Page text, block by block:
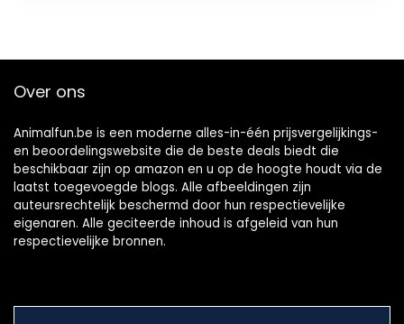
Over ons
Animalfun.be is een moderne alles-in-één prijsvergelijkings-
en beoordelingswebsite die de beste deals biedt die
beschikbaar zijn op amazon en u op de hoogte houdt via de
laatst toegevoegde blogs. Alle afbeeldingen zijn
auteursrechtelijk beschermd door hun respectievelijke
eigenaren. Alle geciteerde inhoud is afgeleid van hun
respectievelijke bronnen.